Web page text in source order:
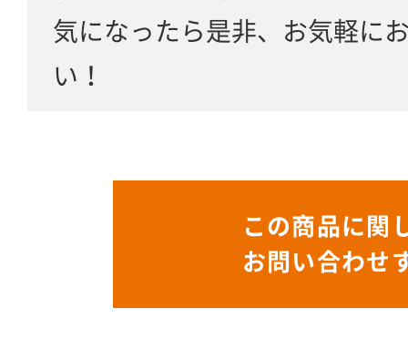
気になったら是非、お気軽に
い！
この商品に関
お問い合わせ